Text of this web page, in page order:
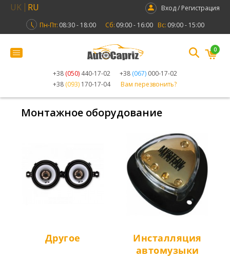
UK RU
Вход / Регистрация
Пн-Пт: 08:30 - 18:00 Сб: 09:00 - 16:00 Вс: 09:00 - 15:00
+38 (050) 440-17-02 +38 (067) 000-17-02
+38 (093) 170-17-04 Вам перезвонить?
0
Монтажное оборудование
Другое
Инсталляция
автомузыки